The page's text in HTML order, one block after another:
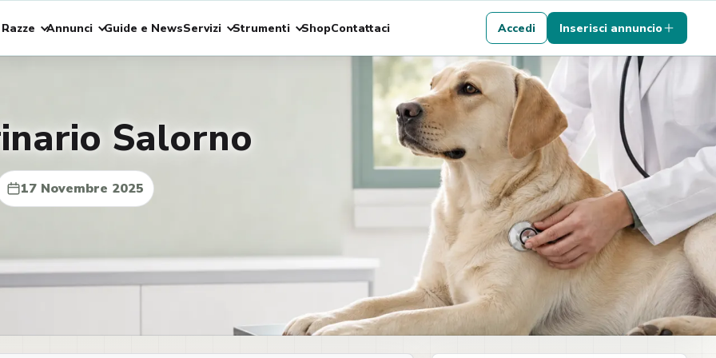
Annunci Guide e NewsServizi Strumenti ShopContattaci Accedi Inserisci annuncio
Salorno
17 Novembre 2025